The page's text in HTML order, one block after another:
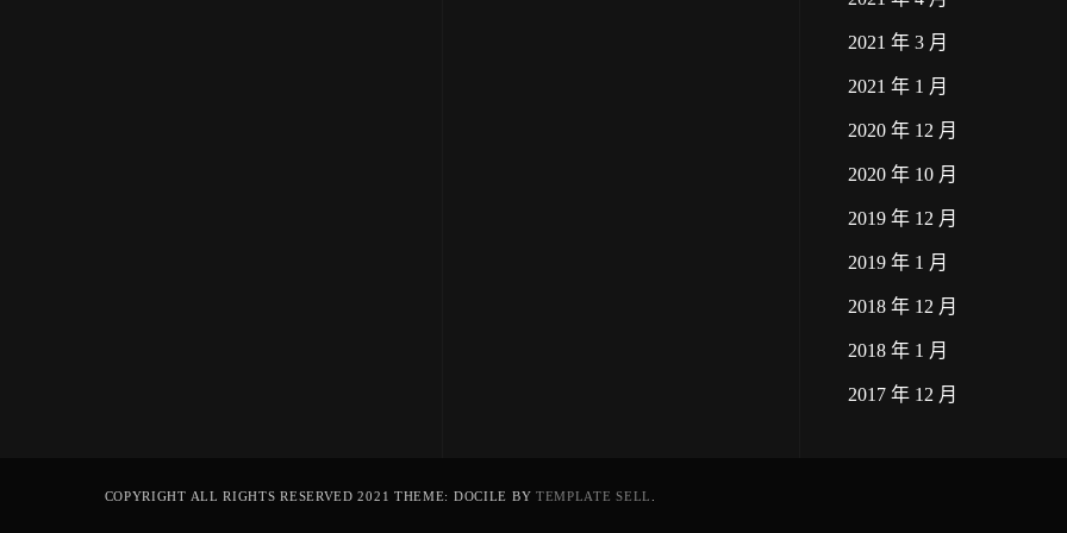
2021 年 3 月
2021 年 1 月
2020 年 12 月
2020 年 10 月
2019 年 12 月
2019 年 1 月
2018 年 12 月
2018 年 1 月
2017 年 12 月
COPYRIGHT ALL RIGHTS RESERVED 2021 THEME: DOCILE BY TEMPLATE SELL